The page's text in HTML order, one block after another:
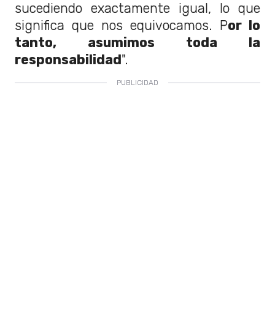
sucediendo exactamente igual, lo que
significa que nos equivocamos. Por lo
tanto, asumimos toda la
responsabilidad ".